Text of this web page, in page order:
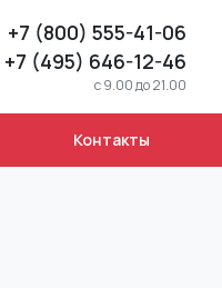
+7 (800) 555-41-06
+7 (495) 646-12-46
c 9.00 до 21.00
Контакты